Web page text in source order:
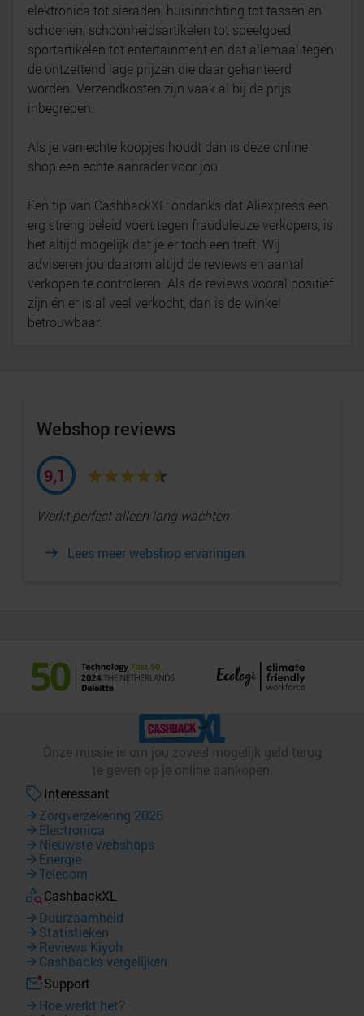
elektronica tot sieraden, huisinrichting tot tassen en
schoenen, schoonheidsartikelen tot speelgoed,
sportartikelen tot entertainment en dat allemaal tegen
de ontzettend lage prijzen die daar gehanteerd
worden. Verzendkosten zijn vaak al bij de prijs
inbegrepen.
Als je van echte koopjes houdt dan is deze online
shop een echte aanrader voor jou.
Een tip van CashbackXL: ondanks dat Aliexpress een
erg streng beleid voert tegen frauduleuze verkopers, is
het altijd mogelijk dat je er toch een treft. Wij
adviseren jou daarom altijd de reviews en aantal
verkopen te controleren. Als de reviews vooral positief
zijn én er is al veel verkocht, dan is de winkel
betrouwbaar.
Webshop reviews
9,1
Werkt perfect alleen lang wachten
Lees meer webshop ervaringen
Onze missie is om jou zoveel mogelijk geld terug
te geven op je online aankopen.
Interessant
Zorgverzekering 2026
Electronica
Nieuwste webshops
Energie
Telecom
CashbackXL
Duurzaamheid
Statistieken
Reviews Kiyoh
Cashbacks vergelijken
Support
Hoe werkt het?